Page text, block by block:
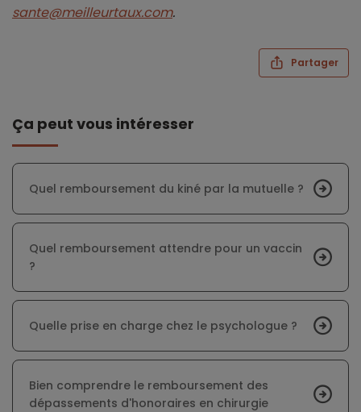
sante@meilleurtaux.com.
Partager
Ça peut vous intéresser
Quel remboursement du kiné par la mutuelle ?
Quel remboursement attendre pour un vaccin
?
Quelle prise en charge chez le psychologue ?
Bien comprendre le remboursement des
dépassements d'honoraires en chirurgie